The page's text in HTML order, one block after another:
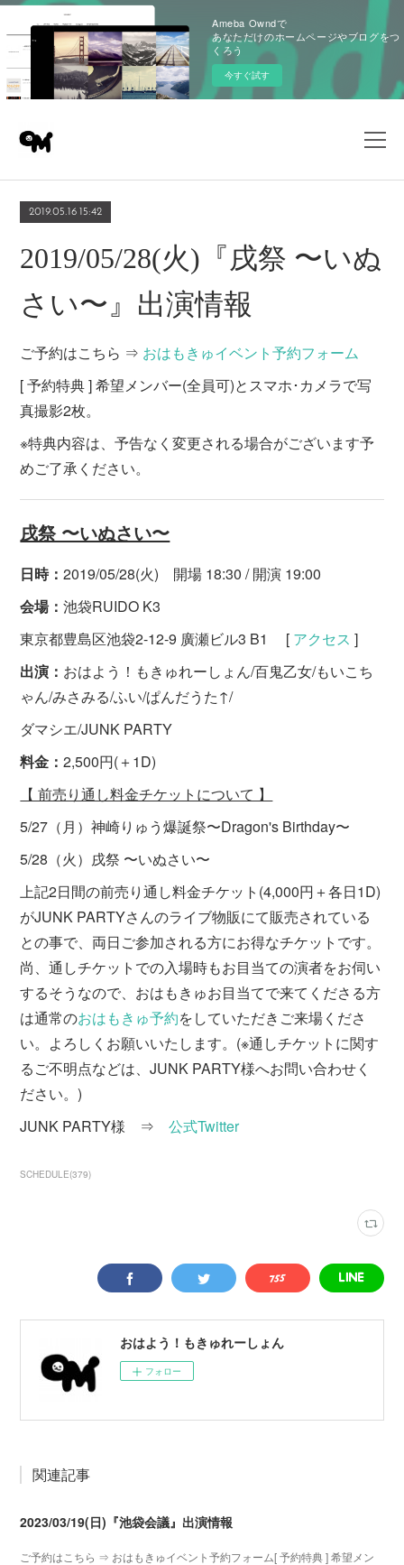
Ameba Owndで
あなただけのホームページやブログをつ
くろう
今すぐ試す
2019.05.16 15:42
2019/05/28(火)『戌祭 〜いぬ
さい〜』出演情報
ご予約はこちら ⇒ おはもきゅイベント予約フォーム
[ 予約特典 ] 希望メンバー(全員可)とスマホ･カメラで写
真撮影2枚。
※特典内容は、予告なく変更される場合がございます予
めご了承ください。
戌祭 〜いぬさい〜
日時：2019/05/28(火) 開場 18:30 / 開演 19:00
会場：池袋RUIDO K3
東京都豊島区池袋2-12-9 廣瀬ビル3 B1 [ アクセス ]
出演： おはよう！もきゅれーしょん/百鬼乙女/もいこち
ゃん/みさみる/ふい/ぱんだうた↑/
ダマシエ/JUNK PARTY
料金：2,500円(＋1D)
【 前売り通し料金チケットについて 】
5/27（月）神崎りゅう爆誕祭〜Dragon's Birthday〜
5/28（火）戌祭 〜いぬさい〜
上記2日間の前売り通し料金チケット(4,000円＋各日1D)
がJUNK PARTYさんのライブ物販にて販売されている
との事で、両日ご参加される方にお得なチケットです。
尚、通しチケットでの入場時もお目当ての演者をお伺い
するそうなので、おはもきゅお目当てで来てくださる方
は通常のおはもきゅ予約をしていただきご来場くださ
い。よろしくお願いいたします。(※通しチケットに関す
るご不明点などは、JUNK PARTY様へお問い合わせく
ださい。)
JUNK PARTY様 ⇒公式Twitter
SCHEDULE(379)
おはよう！もきゅれーしょん
フォロー
関連記事
2023/03/19(日)『池袋会議』出演情報
ご予約はこちら ⇒ おはもきゅイベント予約フォーム[ 予約特典 ] 希望メン